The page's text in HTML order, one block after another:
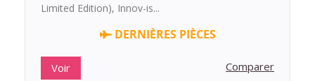
Limited Edition), Innov-is...
DERNIÈRES PIÈCES
Voir Comparer